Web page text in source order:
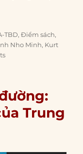
lai Chính sách Đối
TBD,Điểm sách,
Nho Minh, Kurt
Trung